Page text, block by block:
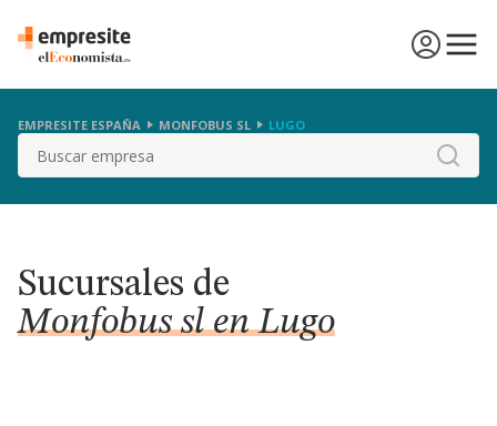
EMPRESITE ESPAÑA MONFOBUS SL LUGO
Buscar
Sucursales de
Monfobus sl en Lugo